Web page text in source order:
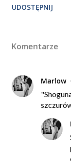
UDOSTĘPNIJ
Komentarze
Marlow